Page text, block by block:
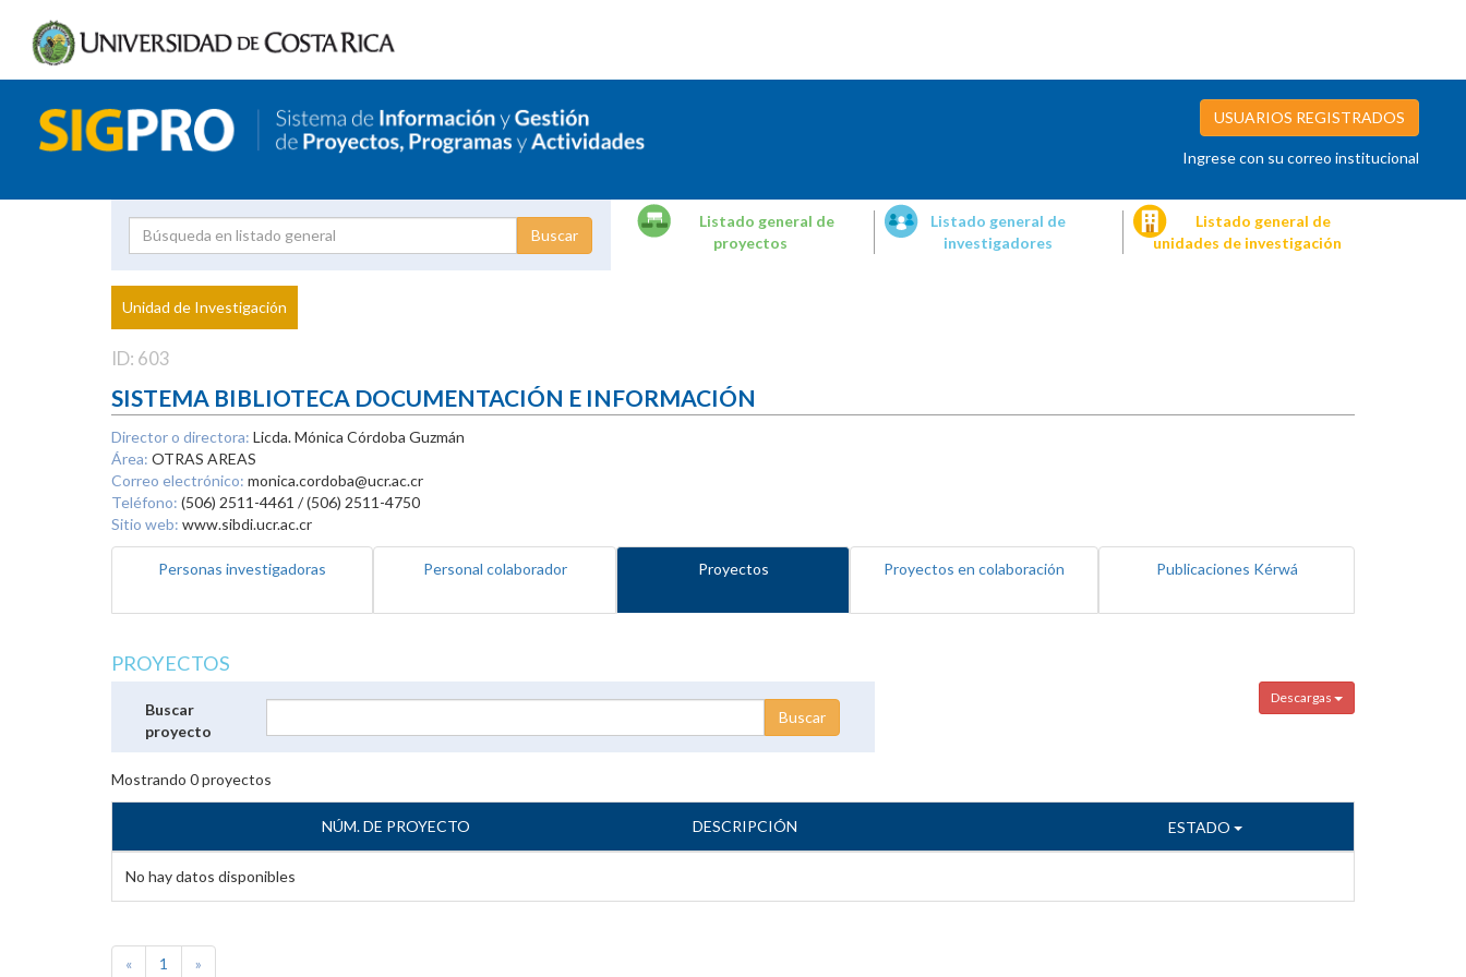
USUARIOS REGISTRADOS
Ingrese con su correo institucional
Proyecto
Investigador
Listado general de
proyectos
Listado general de
investigadores
Listado general de
unidades de investigación
Unidad de Investigación
ID: 603
SISTEMA BIBLIOTECA DOCUMENTACIÓN E INFORMACIÓN
Director o directora: Licda. Mónica Córdoba Guzmán
Área: OTRAS AREAS
Correo electrónico: monica.cordoba@ucr.ac.cr
Teléfono: (506) 2511-4461 / (506) 2511-4750
Sitio web: www.sibdi.ucr.ac.cr
Personas investigadoras Personal colaborador Proyectos Proyectos en colaboración Publicaciones Kérwá
PROYECTOS
Descargas
Buscar
proyecto
Mostrando 0proyectos
NÚM. DE PROYECTO DESCRIPCIÓN ESTADO
No hay datos disponibles
« 1 »